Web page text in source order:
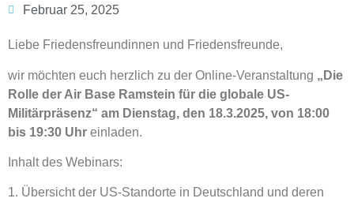
Februar 25, 2025
Liebe Friedensfreundinnen und Friedensfreunde,
wir möchten euch herzlich zu der Online-Veranstaltung „Die
Rolle der Air Base Ramstein für die globale US-
Militärpräsenz“ am Dienstag, den 18.3.2025, von 18:00
bis 19:30 Uhr einladen.
Inhalt des Webinars:
1. Übersicht der US-Standorte in Deutschland und deren